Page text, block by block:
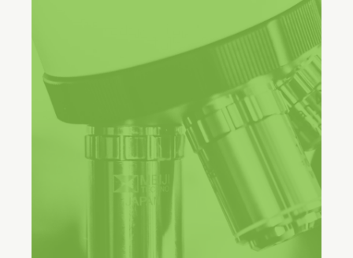
centraal toegangspunt voor de
hele universiteit. Studenten en
medewerkers hoeven niet te
weten welk team hun verzoek
afhandelt."
Jack Christopher
Assistant Director for Service Management,
Manchester Metropolitan University